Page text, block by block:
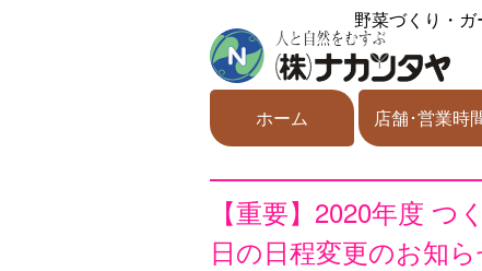
野菜づくり・
ホーム 店舗･営業時
【重要】2020年度
日の日程変更のお知